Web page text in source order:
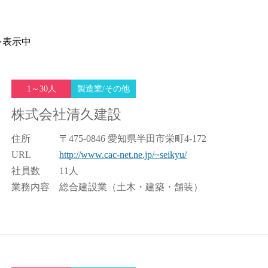
示中
1～30人 製造業/その他
株式会社清久建設
住所
〒475-0846 愛知県半田市栄町4-172
URL
http://www.cac-net.ne.jp/~seikyu/
社員数
11人
業務内容
総合建設業（土木・建築・舗装）